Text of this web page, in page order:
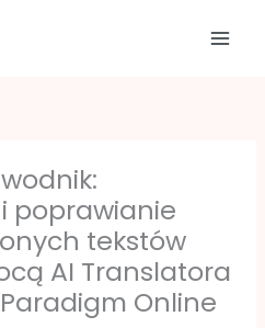
poprawianie
tekstów
AI Translatora
Online